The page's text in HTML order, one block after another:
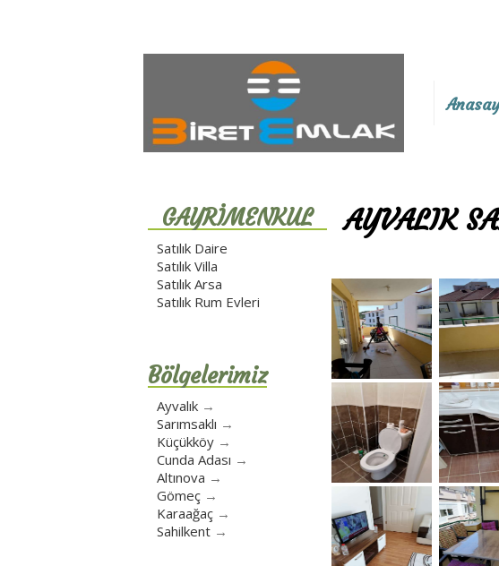
GAYRİMENKUL
REHBERİ
Satılık Daire
Satılık Villa
Satılık Arsa
Satılık Rum Evleri
Bölgelerimiz
Ayvalık →
Sarımsaklı →
Küçükköy →
Cunda Adası →
Altınova →
Gömeç →
Karaağaç →
Sahilkent →
AYVALIK